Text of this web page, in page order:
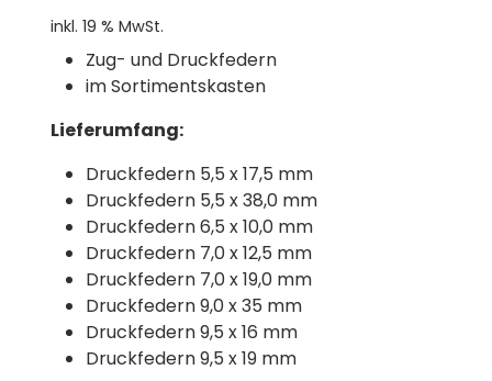
inkl. 19 % MwSt.
Zug- und Druckfedern
im Sortimentskasten
Lieferumfang:
Druckfedern 5,5 x 17,5 mm
Druckfedern 5,5 x 38,0 mm
Druckfedern 6,5 x 10,0 mm
Druckfedern 7,0 x 12,5 mm
Druckfedern 7,0 x 19,0 mm
Druckfedern 9,0 x 35 mm
Druckfedern 9,5 x 16 mm
Druckfedern 9,5 x 19 mm